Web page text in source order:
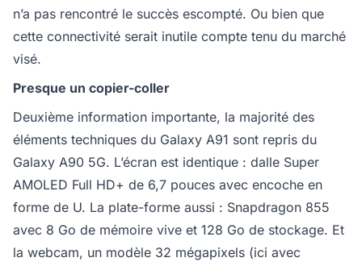
n’a pas rencontré le succès escompté. Ou bien que
cette connectivité serait inutile compte tenu du marché
visé.
Presque un copier-coller
Deuxième information importante, la majorité des
éléments techniques du Galaxy A91 sont repris du
Galaxy A90 5G. L’écran est identique : dalle Super
AMOLED Full HD+ de 6,7 pouces avec encoche en
forme de U. La plate-forme aussi : Snapdragon 855
avec 8 Go de mémoire vive et 128 Go de stockage. Et
la webcam, un modèle 32 mégapixels (ici avec